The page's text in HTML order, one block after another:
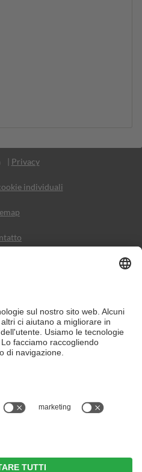
| Privacy
individuali
per una vacanza in
alloggi e offerte nelle
UNESCO.
aggiornamento dei contenuti, si
la correttezza e la completezza di
chiedendo direttamente sul posto